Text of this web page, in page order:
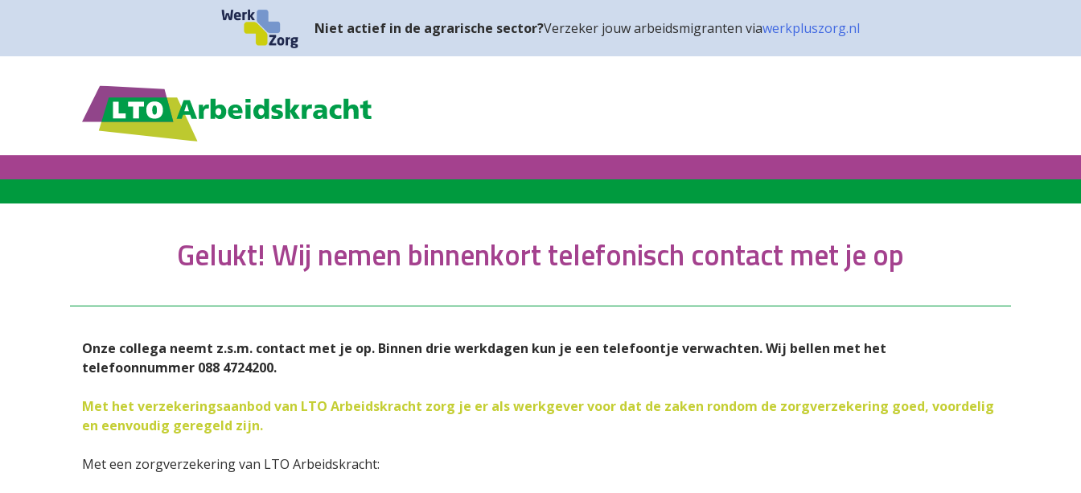
Niet actief in de agrarische sector?Verzeker jouw arbeidsmigranten viawerkpluszorg.nl
Gelukt! Wij nemen binnenkort telefonisch contact met je op
Onze collega neemt z.s.m. contact met je op. Binnen drie werkdagen kun je een telefoontje verwachten. Wij bellen met het
telefoonnummer 088 4724200.
Met het verzekeringsaanbod van LTO Arbeidskracht zorg je er als werkgever voor dat de zaken rondom de zorgverzekering goed, voordelig
en eenvoudig geregeld zijn.
Met een zorgverzekering van LTO Arbeidskracht: